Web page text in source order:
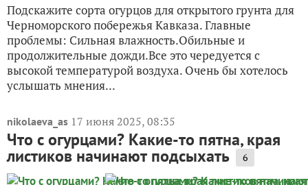
Подскажите сорта огурцов для открытого грунта для
Черноморского побережья Кавказа. Главные
проблемы: Сильная влажность.Обильные и
продолжительные дожди.Все это чередуется с
высокой температурой воздуха. Очень бы хотелось
услышать мнения...
nikolaeva_as 17 июня 2025, 08:35
Что с огурцами? Какие-то пятна, края
листиков начинают подсыхать 6